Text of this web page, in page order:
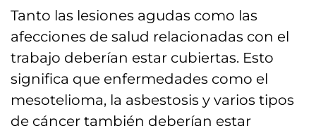
Tanto las lesiones agudas como las
afecciones de salud relacionadas con el
trabajo deberían estar cubiertas. Esto
significa que enfermedades como el
mesotelioma, la asbestosis y varios tipos
de cáncer también deberían estar